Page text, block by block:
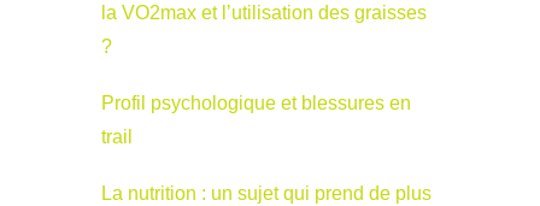
la VO2max et l’utilisation des graisses
?
Profil psychologique et blessures en
trail
La nutrition : un sujet qui prend de plus